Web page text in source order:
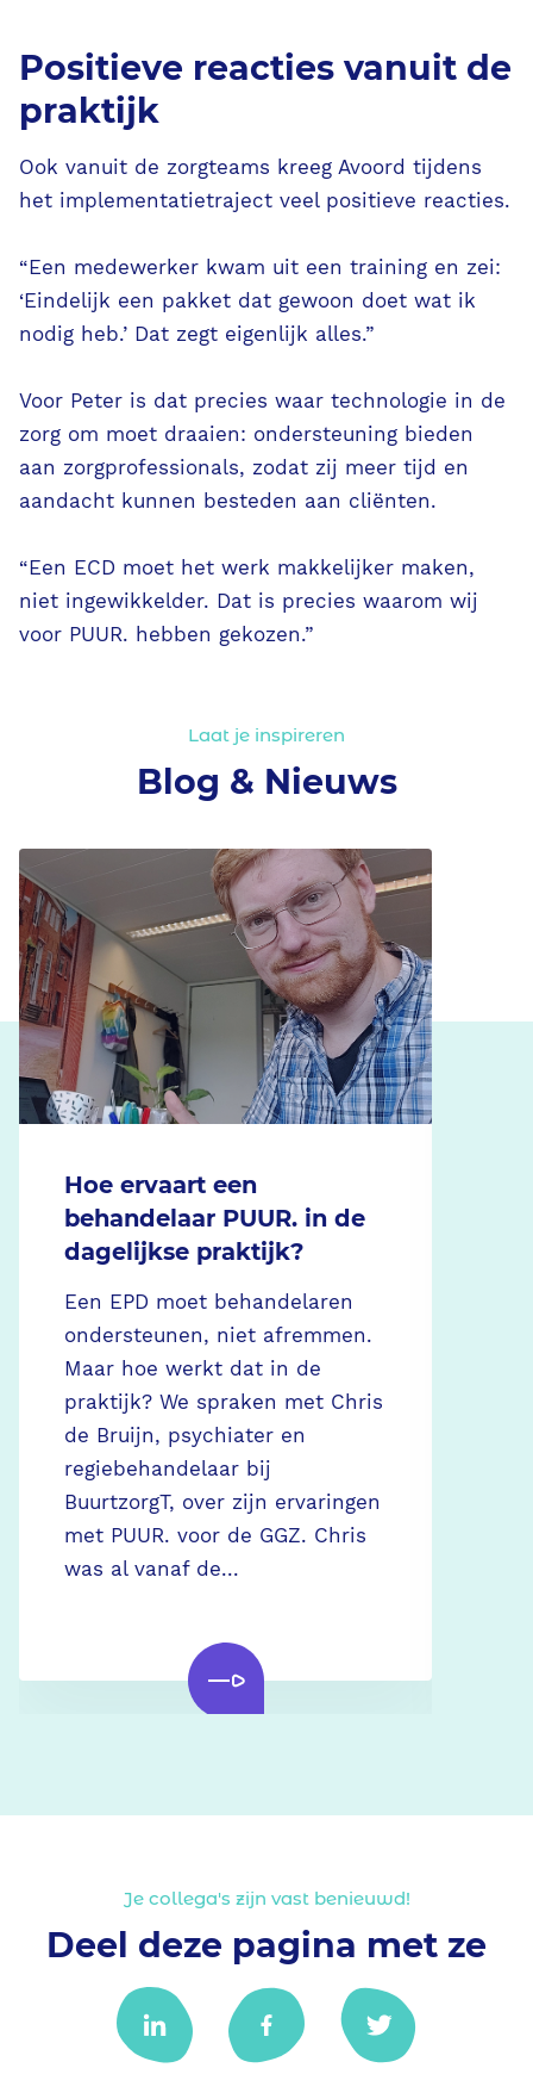
Positieve reacties vanuit de
praktijk
Ook vanuit de zorgteams kreeg Avoord tijdens
het implementatietraject veel positieve reacties.
“Een medewerker kwam uit een training en zei:
‘Eindelijk een pakket dat gewoon doet wat ik
nodig heb.’ Dat zegt eigenlijk alles.”
Voor Peter is dat precies waar technologie in de
zorg om moet draaien: ondersteuning bieden
aan zorgprofessionals, zodat zij meer tijd en
aandacht kunnen besteden aan cliënten.
“Een ECD moet het werk makkelijker maken,
niet ingewikkelder. Dat is precies waarom wij
voor PUUR. hebben gekozen.”
Laat je inspireren
Blog & Nieuws
Hoe ervaart een
behandelaar PUUR. in de
dagelijkse praktijk?
Een EPD moet behandelaren
ondersteunen, niet afremmen.
Maar hoe werkt dat in de
praktijk? We spraken met Chris
de Bruijn, psychiater en
regiebehandelaar bij
BuurtzorgT, over zijn ervaringen
met PUUR. voor de GGZ. Chris
was al vanaf de...
Je collega's zijn vast benieuwd!
Deel deze pagina met ze